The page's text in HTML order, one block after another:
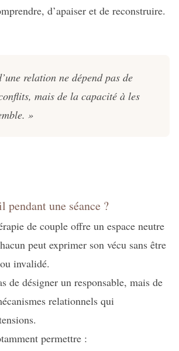
d’apaiser et de reconstruire.
relation ne dépend pas de
mais de la capacité à les
»
pendant une séance ?
de couple offre un espace neutre
peut exprimer son vécu sans être
invalidé.
de désigner un responsable, mais de
relationnels qui
permettre :